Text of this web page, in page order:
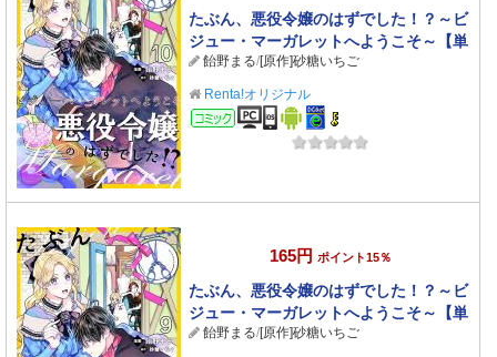
たぶん、悪役令嬢のはずでした！？～ビ
ジュー・マーガレットへようこそ～【単
話】 10
飴野まる/[原作]砂糖いちご
Renta!オリジナル
コミック
165円 ポイント15％
たぶん、悪役令嬢のはずでした！？～ビ
ジュー・マーガレットへようこそ～【単
話】 9
飴野まる/[原作]砂糖いちご